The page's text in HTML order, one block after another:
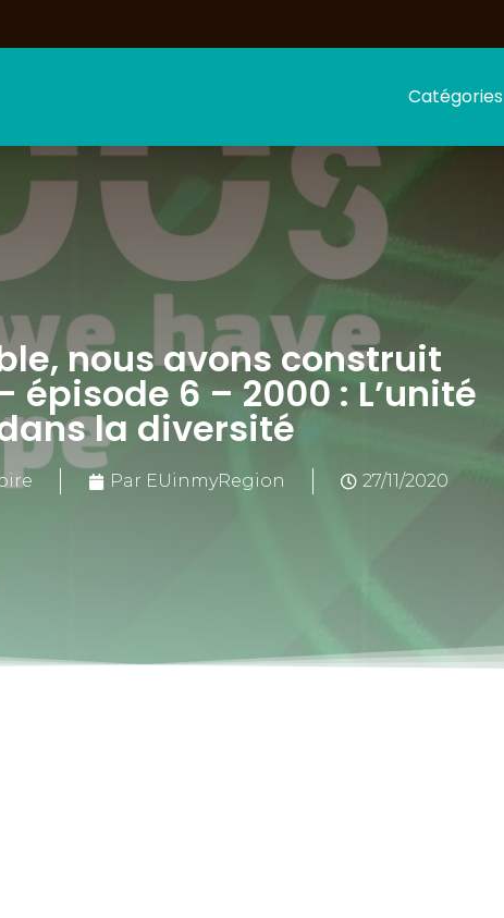
Catégories
nous avons construit
épisode 6 – 2000 : L’unité
la diversité
Par EUinmyRegion 27/11/2020